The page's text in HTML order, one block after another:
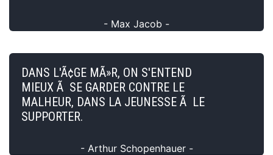
- Max Jacob -
DANS L'Ã¢GE MÃ»R, ON S'ENTEND
MIEUX Ã SE GARDER CONTRE LE
MALHEUR, DANS LA JEUNESSE Ã LE
SUPPORTER.
- Arthur Schopenhauer -